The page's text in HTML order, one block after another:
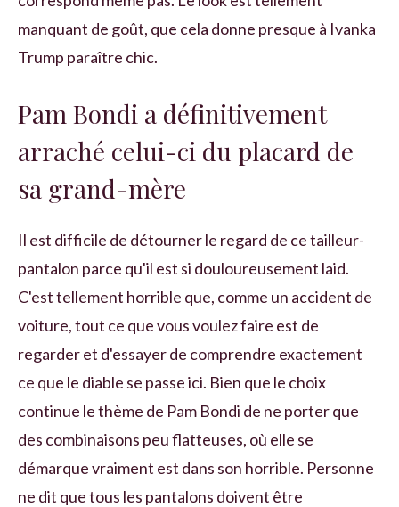
manquant de goût, que cela donne presque à Ivanka
Trump paraître chic.
Pam Bondi a définitivement
arraché celui-ci du placard de
sa grand-mère
Il est difficile de détourner le regard de ce tailleur-
pantalon parce qu'il est si douloureusement laid.
C'est tellement horrible que, comme un accident de
voiture, tout ce que vous voulez faire est de
regarder et d'essayer de comprendre exactement
ce que le diable se passe ici. Bien que le choix
continue le thème de Pam Bondi de ne porter que
des combinaisons peu flatteuses, où elle se
démarque vraiment est dans son horrible. Personne
ne dit que tous les pantalons doivent être